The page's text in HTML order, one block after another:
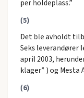
per holdeplass.”
(5)
Det ble avholdt
Seks leverandører
april 2003,
klager” ) og Mesta
(6)